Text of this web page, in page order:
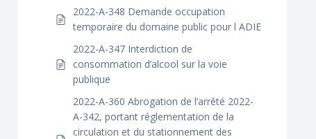
2022-A-348 Demande occupation
temporaire du domaine public pour l ADIE
2022-A-347 Interdiction de
consommation d’alcool sur la voie
publique
2022-A-360 Abrogation de l’arrêté 2022-
A-342, portant réglementation de la
circulation et du stationnement des